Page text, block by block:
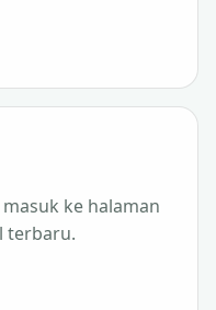
ke halaman
terbaru.